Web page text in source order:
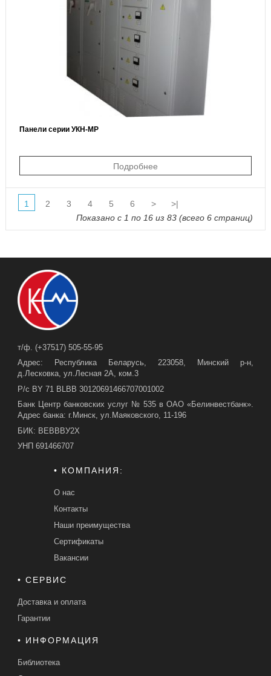
Панели серии УКН-МР
Подробнее
1 2 3 4 5 6 >
>|
Показано с 1 по 16 из 83 (всего 6 страниц)
т/ф. (+37517) 505-55-95
Адрес: Республика Беларусь, 223058, Минский р-н,
д.Лесковка, ул.Лесная 2А, ком.3
Р/с BY 71 BLBB 30120691466707001002
Банк Центр банковских услуг № 535 в ОАО «Белинвестбанк».
Адрес банка: г.Минск, ул.Маяковского, 11-196
БИК: ВЕВВВУ2Х
УНП 691466707
• КОМПАНИЯ:
О нас
Контакты
Наши преимущества
Сертификаты
Вакансии
• СЕРВИС
Доставка и оплата
Гарантии
• ИНФОРМАЦИЯ
Библиотека